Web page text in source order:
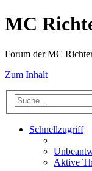
MC
Forum der MC
Zum Inhalt
Schnellzugriff
Aktive